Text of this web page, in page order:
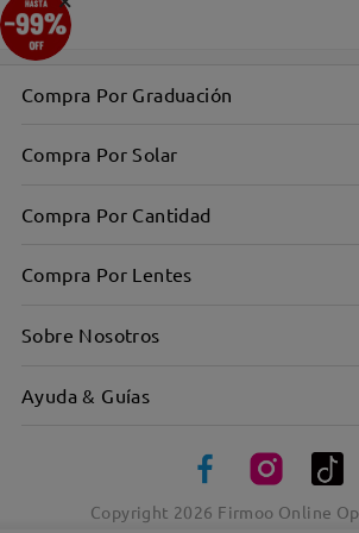
Compra Por Graduación
Compra Por Solar
Compra Por Cantidad
Compra Por Lentes
Sobre Nosotros
Ayuda & Guías
Copyright 2026 Firmoo Online